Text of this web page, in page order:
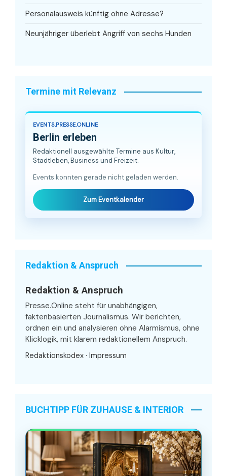
Personalausweis künftig ohne Adresse?
Neunjähriger überlebt Angriff von sechs Hunden
Termine mit Relevanz
EVENTS.PRESSE.ONLINE
Berlin erleben
Redaktionell ausgewählte Termine aus Kultur,
Stadtleben, Business und Freizeit.
Events konnten gerade nicht geladen werden.
Zum Eventkalender
Redaktion & Anspruch
Redaktion & Anspruch
Presse.Online steht für unabhängigen,
faktenbasierten Journalismus. Wir berichten,
ordnen ein und analysieren ohne Alarmismus, ohne
Klicklogik, mit klarem redaktionellem Anspruch.
Redaktionskodex · Impressum
BUCHTIPP FÜR ZUHAUSE & INTERIOR